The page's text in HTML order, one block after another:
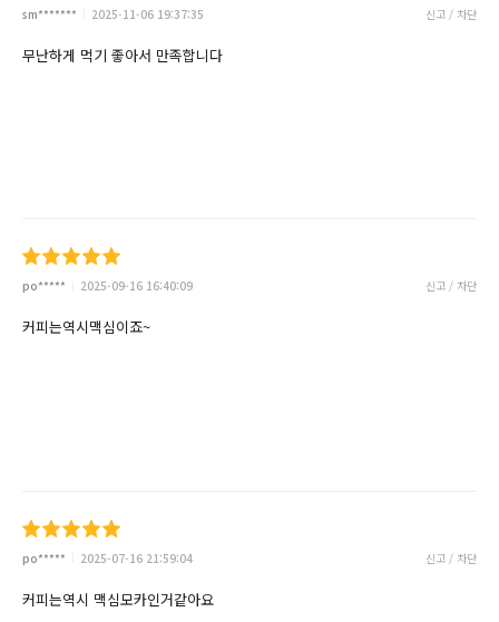
sm******* 2025-11-06 19:37:35 신고 / 차단
무난하게 먹기 좋아서 만족합니다
po***** 2025-09-16 16:40:09 신고 / 차단
커피는역시맥심이죠~
po***** 2025-07-16 21:59:04 신고 / 차단
커피는역시 맥심모카인거같아요